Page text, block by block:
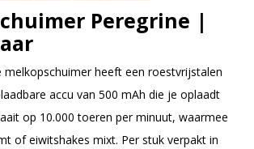
Peregrine |
melkopschuimer heeft een roestvrijstalen
accu van 500 mAh die je oplaadt
op 10.000 toeren per minuut, waarmee
of eiwitshakes mixt. Per stuk verpakt in